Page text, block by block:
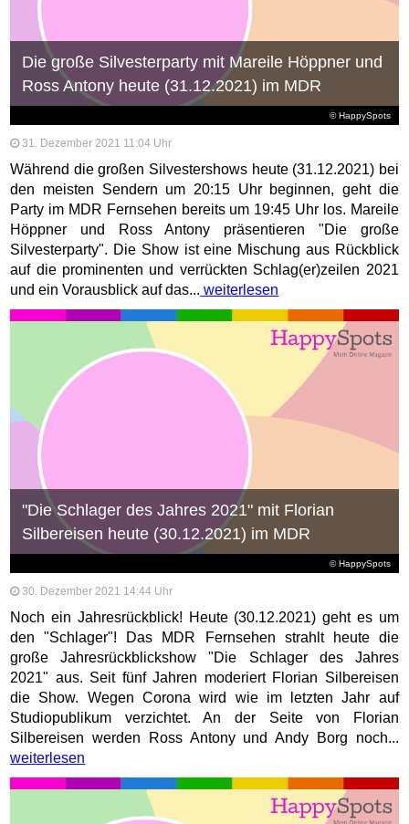
© HappySpots
Die große Silvesterparty mit Mareile Höppner und
Ross Antony heute (31.12.2021) im MDR
31. Dezember 2021 11:04 Uhr
Während die großen Silvestershows heute (31.12.2021) bei
den meisten Sendern um 20:15 Uhr beginnen, geht die
Party im MDR Fernsehen bereits um 19:45 Uhr los. Mareile
Höppner und Ross Antony präsentieren "Die große
Silvesterparty". Die Show ist eine Mischung aus Rückblick
auf die prominenten und verrückten Schlag(er)zeilen 2021
und ein Vorausblick auf das... weiterlesen
© HappySpots
"Die Schlager des Jahres 2021" mit Florian
Silbereisen heute (30.12.2021) im MDR
30. Dezember 2021 14:44 Uhr
Noch ein Jahresrückblick! Heute (30.12.2021) geht es um
den "Schlager"! Das MDR Fernsehen strahlt heute die
große Jahresrückblickshow "Die Schlager des Jahres
2021" aus. Seit fünf Jahren moderiert Florian Silbereisen
die Show. Wegen Corona wird wie im letzten Jahr auf
Studiopublikum verzichtet. An der Seite von Florian
Silbereisen werden Ross Antony und Andy Borg noch...
weiterlesen